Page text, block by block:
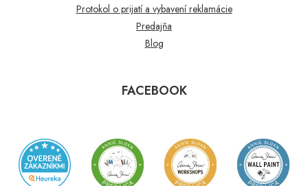
Protokol o prijatí a vybavení reklamácie
Predajňa
Blog
FACEBOOK